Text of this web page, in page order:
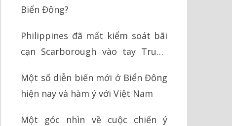
Biển Đông?
Philippines đã mất kiểm soát bãi
cạn Scarborough vào tay Trung
Một số diễn biến mới ở Biển Đông
hiện nay và hàm ý với Việt Nam
Một góc nhìn về cuộc chiến ý